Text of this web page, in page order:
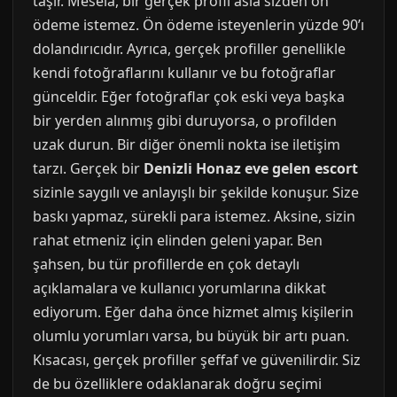
ödeme istemez. Ön ödeme isteyenlerin yüzde 90’ı
dolandırıcıdır. Ayrıca, gerçek profiller genellikle
kendi fotoğraflarını kullanır ve bu fotoğraflar
günceldir. Eğer fotoğraflar çok eski veya başka
bir yerden alınmış gibi duruyorsa, o profilden
uzak durun. Bir diğer önemli nokta ise iletişim
tarzı. Gerçek bir Denizli Honaz eve gelen escort
sizinle saygılı ve anlayışlı bir şekilde konuşur. Size
baskı yapmaz, sürekli para istemez. Aksine, sizin
rahat etmeniz için elinden geleni yapar. Ben
şahsen, bu tür profillerde en çok detaylı
açıklamalara ve kullanıcı yorumlarına dikkat
ediyorum. Eğer daha önce hizmet almış kişilerin
olumlu yorumları varsa, bu büyük bir artı puan.
Kısacası, gerçek profiller şeffaf ve güvenilirdir. Siz
de bu özelliklere odaklanarak doğru seçimi